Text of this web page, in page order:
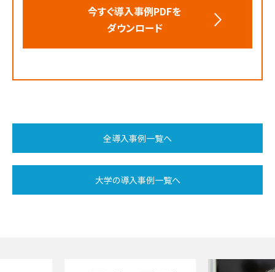
今すぐ導入事例PDFを
ダウンロード
全導入事例一覧へ
大学の導入事例一覧へ